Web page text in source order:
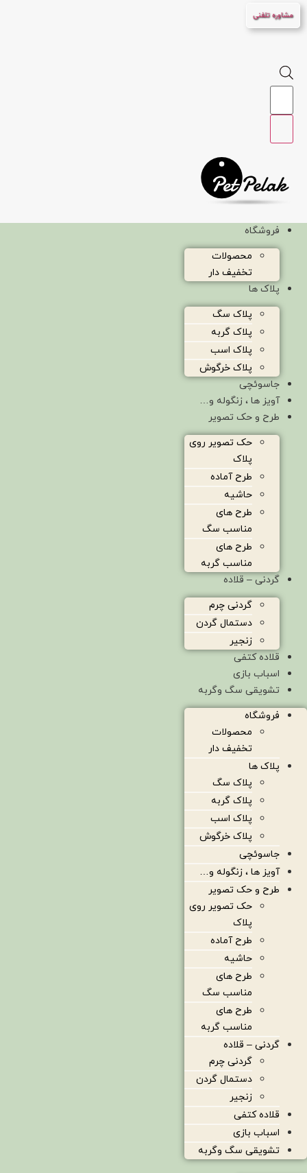
پرش
به
مشاوره تلفنی
Products
فروشگاه
محصولات
تخفیف دار
پلاک ها
پلاک سگ
پلاک گربه
پلاک اسب
پلاک خرگوش
جاسوئچی
آویز ها ، زنگوله و…
طرح و حک تصویر
حک تصویر روی
پلاک
طرح آماده
حاشیه
طرح های
مناسب سگ
طرح های
مناسب گربه
گردنی – قلاده
گردنی چرم
دستمال گردن
زنجیر
قلاده کتفی
اسباب بازی
تشویقی سگ وگربه
فروشگاه
محصولات
تخفیف دار
پلاک ها
پلاک سگ
پلاک گربه
پلاک اسب
پلاک خرگوش
جاسوئچی
آویز ها ، زنگوله و…
طرح و حک تصویر
حک تصویر روی
پلاک
طرح آماده
حاشیه
طرح های
مناسب سگ
طرح های
مناسب گربه
گردنی – قلاده
گردنی چرم
دستمال گردن
زنجیر
قلاده کتفی
اسباب بازی
تشویقی سگ وگربه